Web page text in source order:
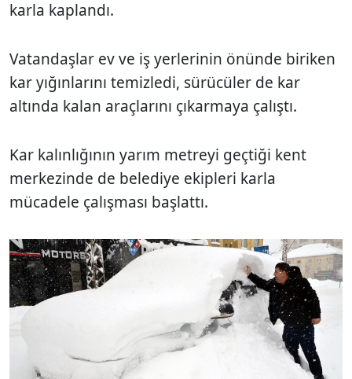
karla kaplandı.
Vatandaşlar ev ve iş yerlerinin önünde biriken
kar yığınlarını temizledi, sürücüler de kar
altında kalan araçlarını çıkarmaya çalıştı.
Kar kalınlığının yarım metreyi geçtiği kent
merkezinde de belediye ekipleri karla
mücadele çalışması başlattı.